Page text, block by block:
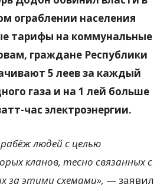
ограблении населения
тарифы на коммунальные
граждане Республики
5 леев за каждый
газа и на 1 лей больше
час электроэнергии.
людей с целью
кланов, тесно связанных с
за этими схемами», — заявил